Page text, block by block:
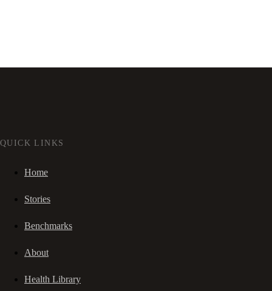
QUICK LINKS
Home
Stories
Benchmarks
About
Health Library